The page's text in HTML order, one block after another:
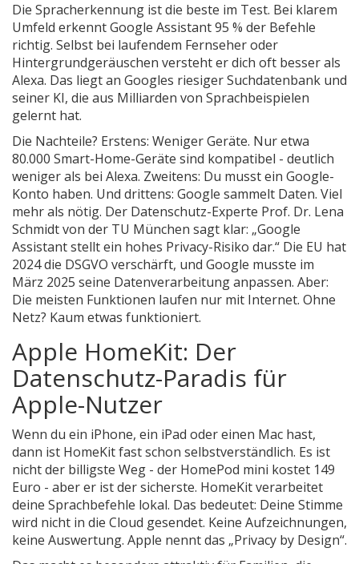
Die Spracherkennung ist die beste im Test. Bei klarem
Umfeld erkennt Google Assistant 95 % der Befehle
richtig. Selbst bei laufendem Fernseher oder
Hintergrundgeräuschen versteht er dich oft besser als
Alexa. Das liegt an Googles riesiger Suchdatenbank und
seiner KI, die aus Milliarden von Sprachbeispielen
gelernt hat.
Die Nachteile? Erstens: Weniger Geräte. Nur etwa
80.000 Smart-Home-Geräte sind kompatibel - deutlich
weniger als bei Alexa. Zweitens: Du musst ein Google-
Konto haben. Und drittens: Google sammelt Daten. Viel
mehr als nötig. Der Datenschutz-Experte Prof. Dr. Lena
Schmidt von der TU München sagt klar: „Google
Assistant stellt ein hohes Privacy-Risiko dar.“ Die EU hat
2024 die DSGVO verschärft, und Google musste im
März 2025 seine Datenverarbeitung anpassen. Aber:
Die meisten Funktionen laufen nur mit Internet. Ohne
Netz? Kaum etwas funktioniert.
Apple HomeKit: Der
Datenschutz-Paradis für
Apple-Nutzer
Wenn du ein iPhone, ein iPad oder einen Mac hast,
dann ist HomeKit fast schon selbstverständlich. Es ist
nicht der billigste Weg - der HomePod mini kostet 149
Euro - aber er ist der sicherste. HomeKit verarbeitet
deine Sprachbefehle lokal. Das bedeutet: Deine Stimme
wird nicht in die Cloud gesendet. Keine Aufzeichnungen,
keine Auswertung. Apple nennt das „Privacy by Design“.